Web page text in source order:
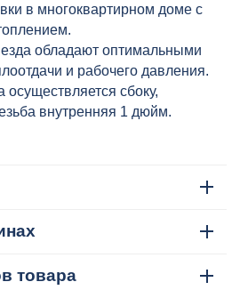
в многоквартирном доме с
обладают оптимальными
и рабочего давления.
сбоку,
внутренняя 1 дюйм.
товара